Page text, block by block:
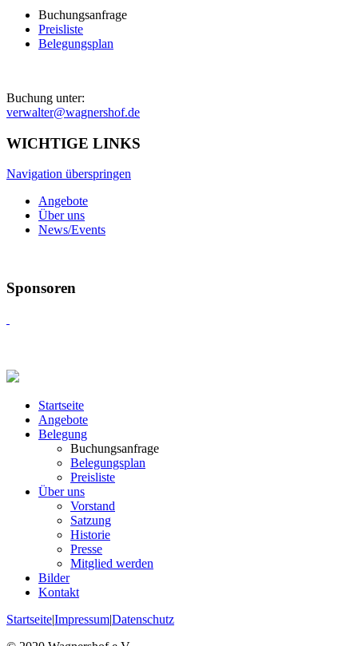
Buchungsanfrage
Preisliste
Belegungsplan
Buchung unter:
verwalter@wagnershof.de
WICHTIGE LINKS
Navigation überspringen
Angebote
Über uns
News/Events
Sponsoren
Startseite
Angebote
Belegung
Buchungsanfrage
Belegungsplan
Preisliste
Über uns
Vorstand
Satzung
Historie
Presse
Mitglied werden
Bilder
Kontakt
Startseite|Impressum|Datenschutz